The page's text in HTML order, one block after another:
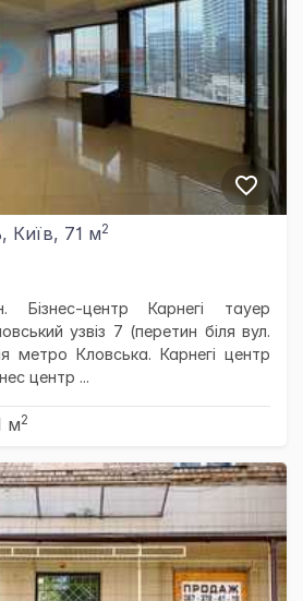
Київ, 71 м2
Бізнес-центр Карнегі тауер
узвіз 7 (перетин біля вул.
метро Кловська. Карнегі центр
центр ...
м2